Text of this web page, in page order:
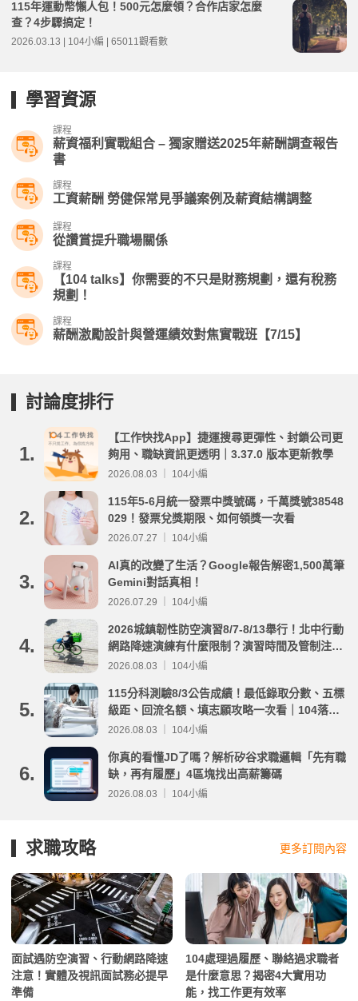
115年運動幣懶人包！500元怎麼領？合作店家怎麼
查？4步驟搞定！
2026.03.13 | 104小編 | 65011觀看數
學習資源
課程
薪資福利實戰組合 – 獨家贈送2025年薪酬調查報告
書
課程
工資薪酬 勞健保常見爭議案例及薪資結構調整
課程
從讚賞提升職場關係
課程
【104 talks】你需要的不只是財務規劃，還有稅務
規劃！
課程
薪酬激勵設計與營運績效對焦實戰班【7/15】
討論度排行
1.
【工作快找App】捷運搜尋更彈性、封鎖公司更
夠用、職缺資訊更透明｜3.37.0 版本更新教學
2026.08.03 ｜ 104小編
2.
115年5-6月統一發票中獎號碼，千萬獎號38548
029！發票兌獎期限、如何領獎一次看
2026.07.27 ｜ 104小編
3.
AI真的改變了生活？Google報告解密1,500萬筆
Gemini對話真相！
2026.07.29 ｜ 104小編
4.
2026城鎮韌性防空演習8/7-8/13舉行！北中行動
網路降速演練有什麼限制？演習時間及管制注意
事項整理
2026.08.03 ｜ 104小編
5.
115分科測驗8/3公告成績！最低錄取分數、五標
級距、回流名額、填志願攻略一次看｜104落點
分析
2026.08.03 ｜ 104小編
6.
你真的看懂JD了嗎？解析矽谷求職邏輯「先有職
缺，再有履歷」4區塊找出高薪籌碼
2026.08.03 ｜ 104小編
求職攻略 更多訂閱內容
面試遇防空演習、行動網路降速
注意！實體及視訊面試務必提早
準備
104處理過履歷、聯絡過求職者
是什麼意思？揭密4大實用功
能，找工作更有效率